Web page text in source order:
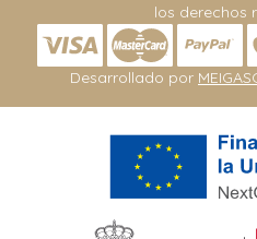
los derechos
Desarrollado por